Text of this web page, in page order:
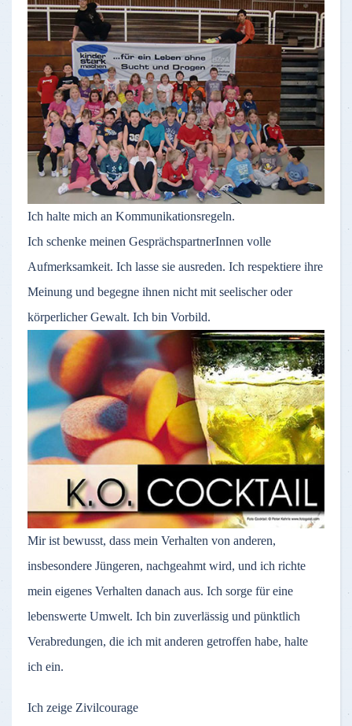
Ich halte mich an Kommunikationsregeln.
Ich schenke meinen GesprächspartnerInnen volle
Aufmerksamkeit. Ich lasse sie ausreden. Ich respektiere ihre
Meinung und begegne ihnen nicht mit seelischer oder
körperlicher Gewalt. Ich bin Vorbild.
Mir ist bewusst, dass mein Verhalten von anderen,
insbesondere Jüngeren, nachgeahmt wird, und ich richte
mein eigenes Verhalten danach aus. Ich sorge für eine
lebenswerte Umwelt. Ich bin zuverlässig und pünktlich
Verabredungen, die ich mit anderen getroffen habe, halte
ich ein.
Ich zeige Zivilcourage